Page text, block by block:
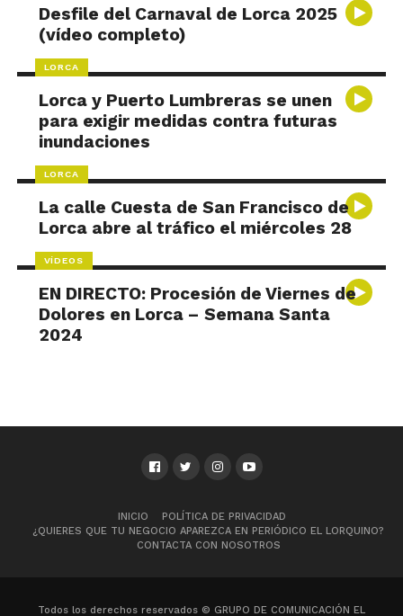
Desfile del Carnaval de Lorca 2025
(vídeo completo)
LORCA
Lorca y Puerto Lumbreras se unen
para exigir medidas contra futuras
inundaciones
LORCA
La calle Cuesta de San Francisco de
Lorca abre al tráfico el miércoles 28
VÍDEOS
EN DIRECTO: Procesión de Viernes de
Dolores en Lorca – Semana Santa
2024
INICIO
POLÍTICA DE PRIVACIDAD
¿QUIERES QUE TU NEGOCIO APAREZCA EN PERIÓDICO EL LORQUINO?
CONTACTA CON NOSOTROS
Todos los derechos reservados © GRUPO DE COMUNICACIÓN EL